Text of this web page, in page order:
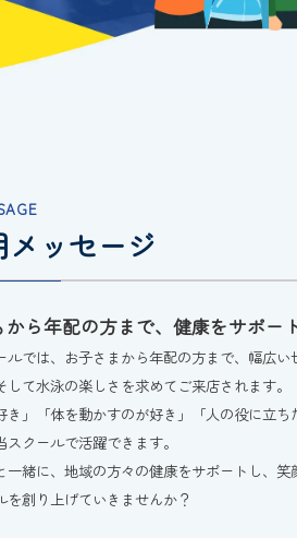
メッセージ
から年配の方まで、健康をサポー
ルでは、お子さまから年配の方まで、幅広
して水泳の楽しさを求めてご来店されます。
き」「体を動かすのが好き」「人の役に立
スクールで活躍できます。
一緒に、地域の方々の健康をサポートし、
を創り上げていきませんか？